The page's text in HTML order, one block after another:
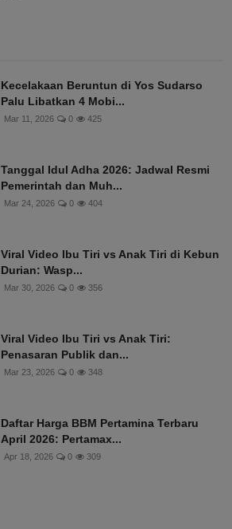
Kecelakaan Beruntun di Yos Sudarso
Palu Libatkan 4 Mobi...
Mar 11, 2026 0 425
Tanggal Idul Adha 2026: Jadwal Resmi
Pemerintah dan Muh...
Mar 24, 2026 0 404
Viral Video Ibu Tiri vs Anak Tiri di Kebun
Durian: Wasp...
Mar 30, 2026 0 356
Viral Video Ibu Tiri vs Anak Tiri:
Penasaran Publik dan...
Mar 23, 2026 0 348
Daftar Harga BBM Pertamina Terbaru
April 2026: Pertamax...
Apr 18, 2026 0 309